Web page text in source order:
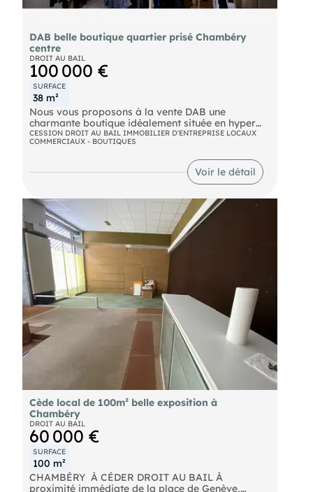
DAB belle boutique quartier prisé Chambéry
centre
DROIT AU BAIL
100 000 €
SURFACE
38 m²
Nous vous proposons à la vente DAB une
charmante boutique idéalement située en hyper
centre de Chambéry, dans le quartier très prisé de
la Fontaine des Éléphants. Caractéristiques de
l'affaire :  Activité établie depuis plus de 20 ans,
avec une excellente notoriété locale  Clientèle
fidèle et touristique, régulière toute l'année  La
période d'accompagnement pour faciliter la
reprise Conditions financières :  Prix de vente : 100
000  TTC (honoraires inclus)  Prix hors honoraires :
91500   Honoraires d'agence : 8500  HT à la
charge de l'acquéreur)  Loyer mensuel : 1 810
charges comprises Possibilité d'acquérir le droit
au bail, toutes activités sauf restauration. Un très
bel emplacement, une affaire saine, idéale pour
une première installation ou un développement
CESSION DROIT AU BAIL IMMOBILIER D'ENTREPRISE LOCAUX
COMMERCIAUX - BOUTIQUES
Voir le détail
Cède local de 100m² belle exposition à
Chambéry
DROIT AU BAIL
60 000 €
SURFACE
100 m²
CHAMBÉRY  À CÉDER DROIT AU BAIL À
proximité immédiate de la place de Genève,